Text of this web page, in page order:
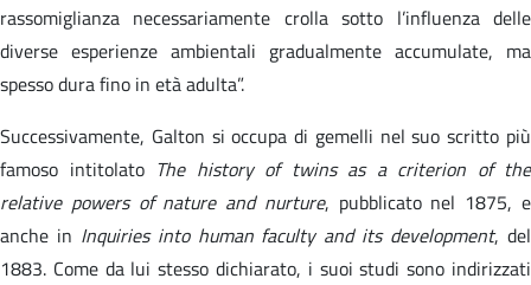
rassomiglianza necessariamente crolla sotto l’influenza delle
diverse esperienze ambientali gradualmente accumulate, ma
spesso dura fino in età adulta”.
Successivamente, Galton si occupa di gemelli nel suo scritto più
famoso intitolato The history of twins as a criterion of the
relative powers of nature and nurture, pubblicato nel 1875, e
anche in Inquiries into human faculty and its development, del
1883. Come da lui stesso dichiarato, i suoi studi sono indirizzati